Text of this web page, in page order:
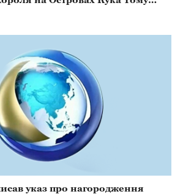
Дня Конституції
указ про нагородження